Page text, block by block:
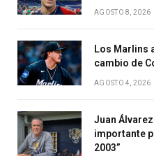
AGOSTO 8, 2026
Los Marlins
cambio de
AGOSTO 4, 2026
Juan
importante
2003”